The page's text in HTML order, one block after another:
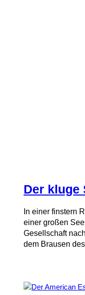
Der kluge
In einer finstern
einer großen
Gesellschaft
dem Brausen